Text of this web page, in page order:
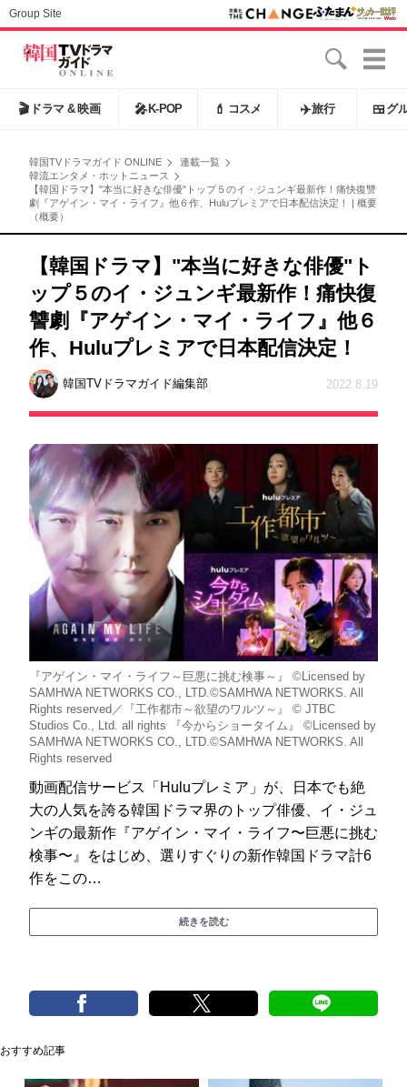
Group Site
🎬 ドラマ & 映画 🎤 K-POP 💄 コスメ ✈️旅行 🍱 グ
韓国TVドラマガイド ONLINE
連載一覧
韓流エンタメ・ホットニュース
【韓国ドラマ】"本当に好きな俳優"トップ５のイ・ジュンギ最新作！痛快復讐
劇『アゲイン・マイ・ライフ』他６作、Huluプレミアで日本配信決定！ | 概要
（概要）
【韓国ドラマ】"本当に好きな俳優"ト
ップ５のイ・ジュンギ最新作！痛快復
讐劇『アゲイン・マイ・ライフ』他６
作、Huluプレミアで日本配信決定！
韓国TVドラマガイド編集部 2022.8.19
『アゲイン・マイ・ライフ～巨悪に挑む検事～』 ©Licensed by
SAMHWA NETWORKS CO., LTD.©SAMHWA NETWORKS. All
Rights reserved／『工作都市～欲望のワルツ～』 © JTBC
Studios Co., Ltd. all rights 『今からショータイム』 ©Licensed by
SAMHWA NETWORKS CO., LTD.©SAMHWA NETWORKS. All
Rights reserved
動画配信サービス「Huluプレミア」が、日本でも絶
大の人気を誇る韓国ドラマ界のトップ俳優、イ・ジュ
ンギの最新作『アゲイン・マイ・ライフ〜巨悪に挑む
検事〜』をはじめ、選りすぐりの新作韓国ドラマ計6
作をこの…
続きを読む
おすすめ記事